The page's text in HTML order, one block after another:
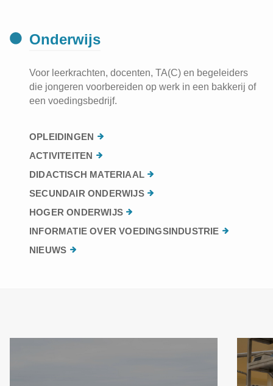
Onderwijs
Voor leerkrachten, docenten, TA(C) en begeleiders
die jongeren voorbereiden op werk in een bakkerij of
een voedingsbedrijf.
OPLEIDINGEN
ACTIVITEITEN
DIDACTISCH MATERIAAL
SECUNDAIR ONDERWIJS
HOGER ONDERWIJS
INFORMATIE OVER VOEDINGSINDUSTRIE
NIEUWS